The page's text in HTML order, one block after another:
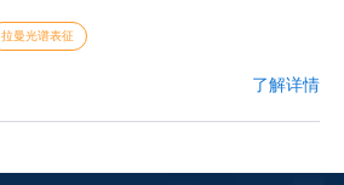
拉曼光谱表征
了解详情